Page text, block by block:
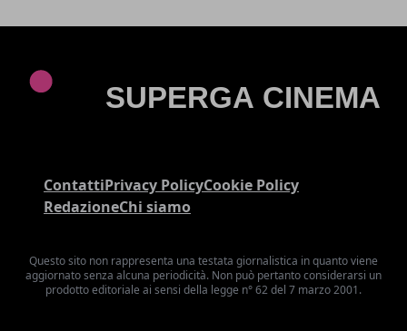
ContattiPrivacy PolicyCookie Policy
RedazioneChi siamo
Questo sito non rappresenta una testata giornalistica in quanto viene
aggiornato senza alcuna periodicità. Non può pertanto considerarsi un
prodotto editoriale ai sensi della legge n° 62 del 7 marzo 2001.